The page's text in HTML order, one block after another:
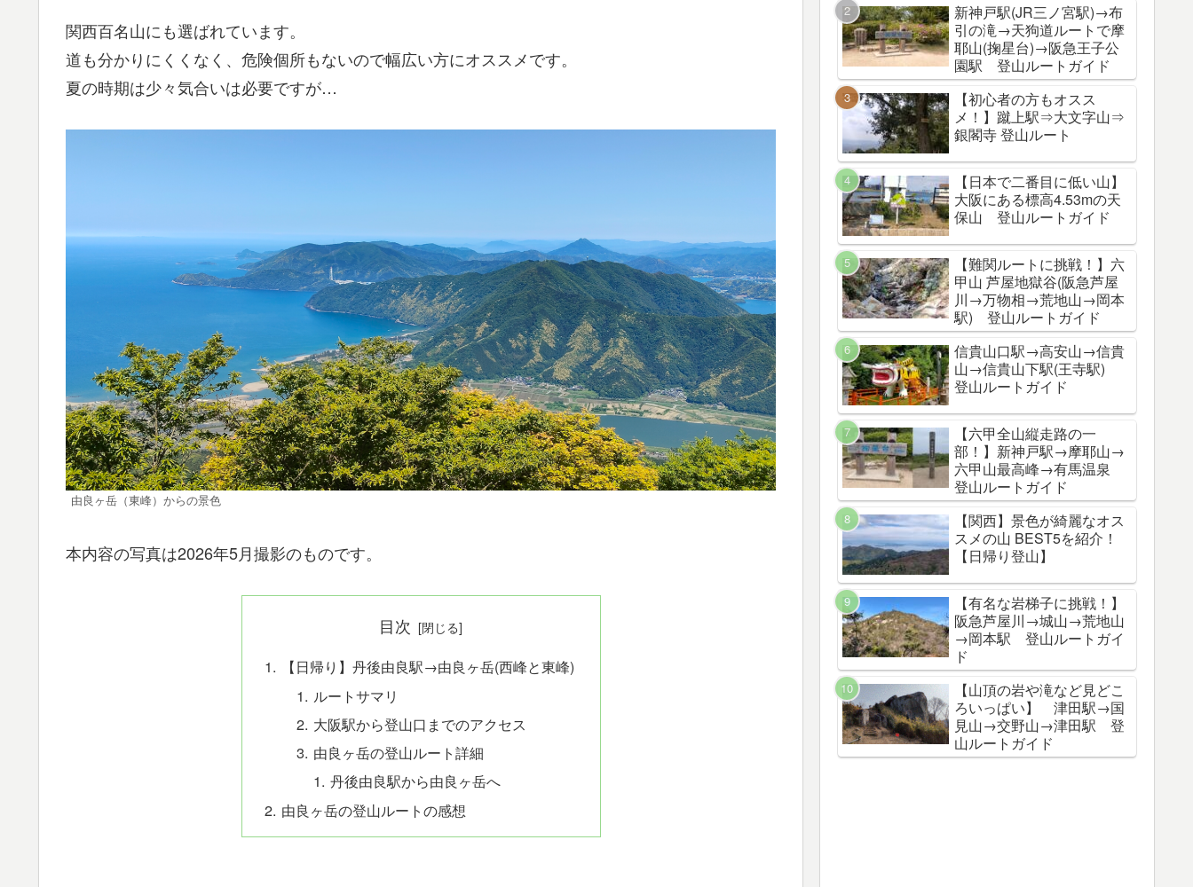
関西百名山にも選ばれています。
道も分かりにくくなく、危険個所もないので幅広い方にオススメです。
夏の時期は少々気合いは必要ですが…
由良ヶ岳（東峰）からの景色
本内容の写真は2026年5月撮影のものです。
目次
【日帰り】丹後由良駅→由良ヶ岳(西峰と東峰)
ルートサマリ
大阪駅から登山口までのアクセス
由良ヶ岳の登山ルート詳細
丹後由良駅から由良ヶ岳へ
由良ヶ岳の登山ルートの感想
新神戸駅(JR三ノ宮駅)→布
引の滝→天狗道ルートで摩
耶山(掬星台)→阪急王子公
園駅 登山ルートガイド
【初心者の方もオスス
メ！】蹴上駅⇒大文字山⇒
銀閣寺 登山ルート
【日本で二番目に低い山】
大阪にある標高4.53mの天
保山 登山ルートガイド
【難関ルートに挑戦！】六
甲山 芦屋地獄谷(阪急芦屋
川→万物相→荒地山→岡本
駅) 登山ルートガイド
信貴山口駅→高安山→信貴
山→信貴山下駅(王寺駅)
登山ルートガイド
【六甲全山縦走路の一
部！】新神戸駅→摩耶山→
六甲山最高峰→有馬温泉
登山ルートガイド
【関西】景色が綺麗なオス
スメの山 BEST5を紹介！
【日帰り登山】
【有名な岩梯子に挑戦！】
阪急芦屋川→城山→荒地山
→岡本駅 登山ルートガイ
ド
【山頂の岩や滝など見どこ
ろいっぱい】 津田駅→国
見山→交野山→津田駅 登
山ルートガイド